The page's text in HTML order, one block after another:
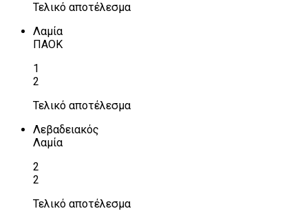
Τελικό αποτέλεσμα
Λαμία
ΠΑΟΚ
1
2
Τελικό αποτέλεσμα
Λεβαδειακός
Λαμία
2
2
Τελικό αποτέλεσμα